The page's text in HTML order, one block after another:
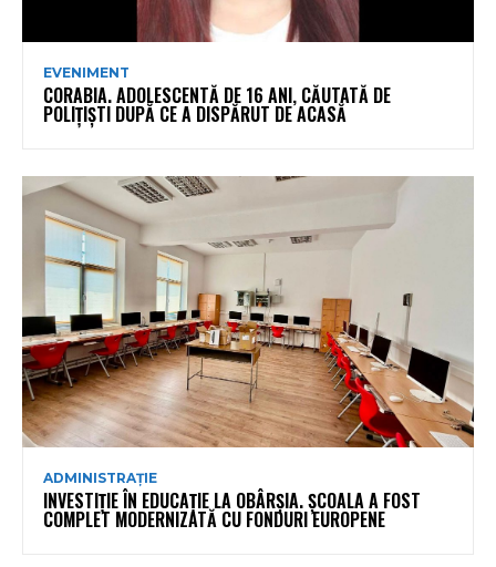
EVENIMENT
CORABIA. ADOLESCENTĂ DE 16 ANI, CĂUTATĂ DE
POLIȚIȘTI DUPĂ CE A DISPĂRUT DE ACASĂ
ADMINISTRAȚIE
INVESTIȚIE ÎN EDUCAȚIE LA OBÂRȘIA. ȘCOALA A FOST
COMPLET MODERNIZATĂ CU FONDURI EUROPENE